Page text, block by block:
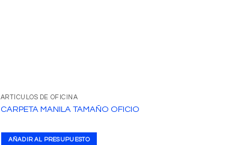
ARTÍCULOS DE OFICINA
CARPETA MANILA TAMAÑO OFICIO
AÑADIR AL PRESUPUESTO